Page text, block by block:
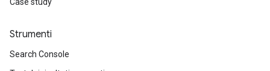
Strumenti
Search Console